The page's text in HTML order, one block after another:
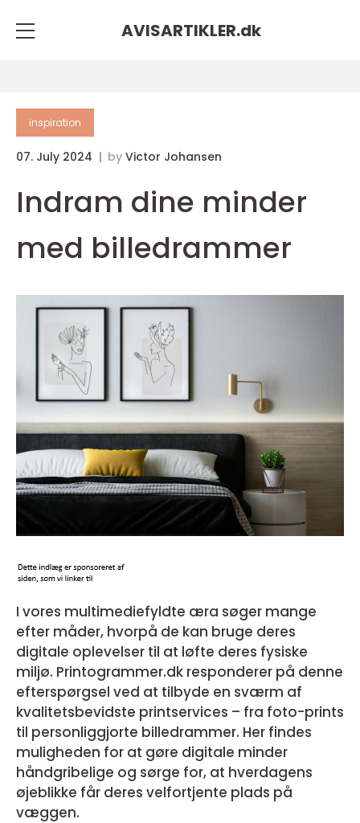
AVISARTIKLER.dk
inspiration
07. July 2024 by Victor Johansen
Indram dine minder
med billedrammer
I vores multimediefyldte æra søger mange
efter måder, hvorpå de kan bruge deres
digitale oplevelser til at løfte deres fysiske
miljø. Printogrammer.dk responderer på denne
efterspørgsel ved at tilbyde en sværm af
kvalitetsbevidste printservices – fra foto-prints
til personliggjorte billedrammer. Her findes
muligheden for at gøre digitale minder
håndgribelige og sørge for, at hverdagens
øjeblikke får deres velfortjente plads på
væggen.